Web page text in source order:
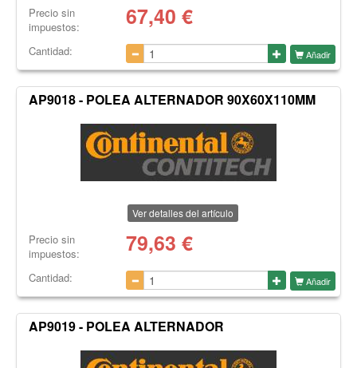
Precio sin
impuestos:
67,40 €
Cantidad: Añadir
AP9018 - POLEA ALTERNADOR 90X60X110MM
Ver detalles del artículo
Precio sin
impuestos:
79,63 €
Cantidad: Añadir
AP9019 - POLEA ALTERNADOR